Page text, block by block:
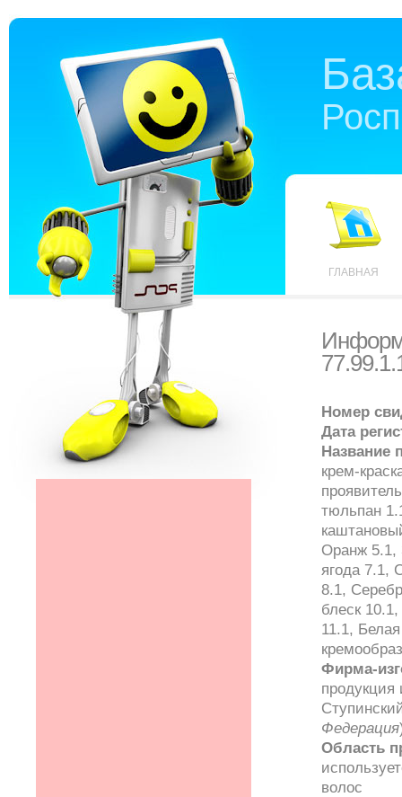
ГЛАВНАЯ
Номер
Дата
Название
крем-
тюльпан
Оранж 5.1,
ягода 7.1,
8.1,
блеск
11.1,
Фирма-
Федерация
Область
волос